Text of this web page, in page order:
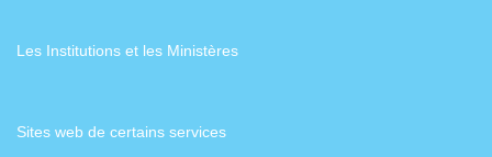
Les Institutions et les Ministères
Sites web de certains services